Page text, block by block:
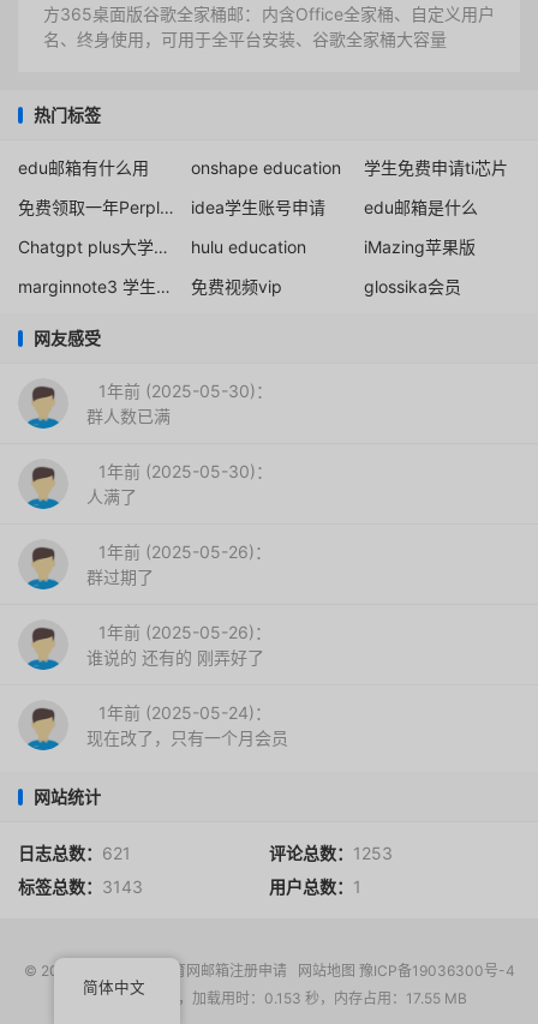
方365桌面版谷歌全家桶邮：内含Office全家桶、自定义用户
名、终身使用，可用于全平台安装、谷歌全家桶大容量
热门标签
edu邮箱有什么用 onshape education
学生免费申请ti芯片
免费领取一年Perplexity Pro
idea学生账号申请
edu邮箱是什么
Chatgpt plus大学生免费
hulu education
iMazing苹果版
marginnote3 学生认证
免费视频vip glossika会员
网友感受
1年前 (2025-05-30)：
群人数已满
1年前 (2025-05-30)：
人满了
1年前 (2025-05-26)：
群过期了
1年前 (2025-05-26)：
谁说的 还有的 刚弄好了
1年前 (2025-05-24)：
现在改了，只有一个月会员
网站统计
日志总数： 621 评论总数： 1253
标签总数： 3143 用户总数： 1
© 2017-2026 EDU教育网邮箱注册申请 网站地图 豫ICP备19036300号-4
请求次数：16 次，加载用时：0.153 秒，内存占用：17.55 MB
简体中文